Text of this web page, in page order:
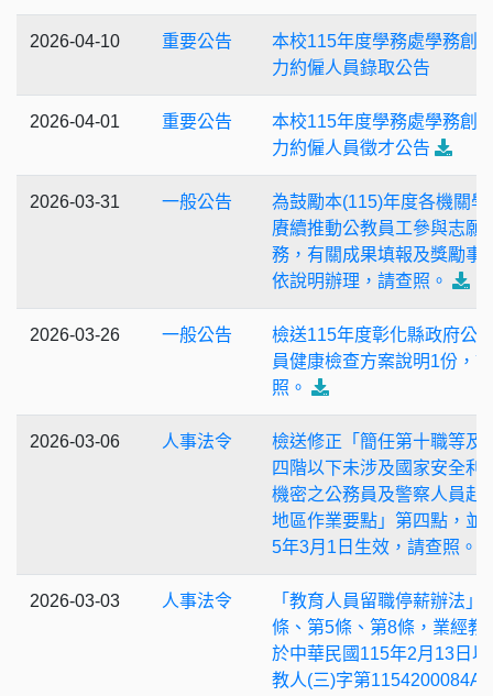
2026-04-10 重要公告
本校115年度學務處學務創
力約僱人員錄取公告
2026-04-01 重要公告
本校115年度學務處學務創
力約僱人員徵才公告
2026-03-31 一般公告
為鼓勵本(115)年度各機關學
賡續推動公教員工參與志願
務，有關成果填報及獎勵事
依說明辦理，請查照。
2026-03-26 一般公告
檢送115年度彰化縣政府公
員健康檢查方案說明1份，
照。
2026-03-06 人事法令
檢送修正「簡任第十職等及
四階以下未涉及國家安全利
機密之公務員及警察人員赴
地區作業要點」第四點，並
5年3月1日生效，請查照。
2026-03-03 人事法令
「教育人員留職停薪辦法」
條、第5條、第8條，業經教
於中華民國115年2月13日以
教人(三)字第1154200084A